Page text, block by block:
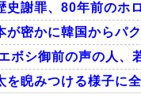
史謝罪、80年前の
が密かに韓国から
ボシ御前の声の人、
を睨みつける様子に